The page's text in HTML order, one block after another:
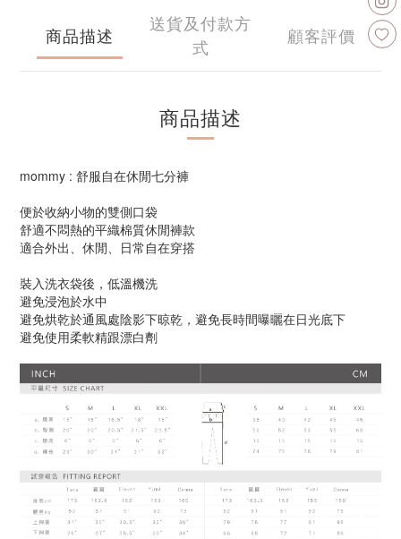
商品描述
送貨及付款方
式
顧客評價
商品描述
mommy : 舒服自在休閒七分褲
便於收納小物的雙側口袋
舒適不悶熱的平織棉質休閒褲款
適合外出、休閒、日常自在穿搭
裝入洗衣袋後，低溫機洗
避免浸泡於水中
避免烘乾於通風處陰影下晾乾，避免長時間曝曬在日光底下
避免使用柔軟精跟漂白劑